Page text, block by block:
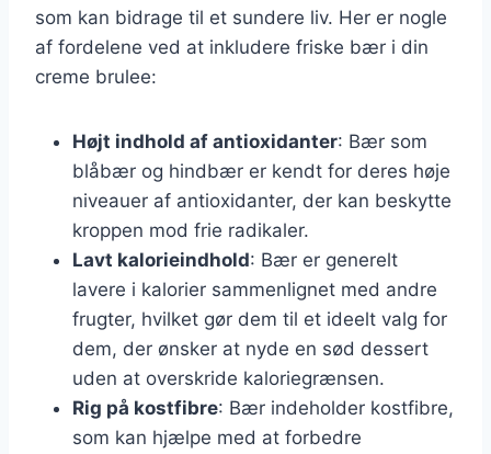
som kan bidrage til et sundere liv. Her er nogle
af fordelene ved at inkludere friske bær i din
creme brulee:
Højt indhold af antioxidanter: Bær som
blåbær og hindbær er kendt for deres høje
niveauer af antioxidanter, der kan beskytte
kroppen mod frie radikaler.
Lavt kalorieindhold: Bær er generelt
lavere i kalorier sammenlignet med andre
frugter, hvilket gør dem til et ideelt valg for
dem, der ønsker at nyde en sød dessert
uden at overskride kaloriegrænsen.
Rig på kostfibre: Bær indeholder kostfibre,
som kan hjælpe med at forbedre